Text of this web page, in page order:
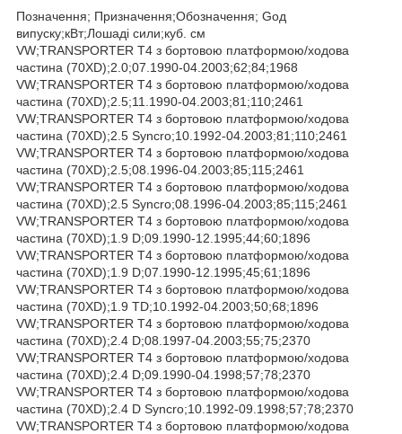
Позначення; Призначення;Обозначення; Goд
випуску;кВт;Лошаді сили;куб. см
VW;TRANSPORTER T4 з бортовою платформою/ходова
частина (70XD);2.0;07.1990-04.2003;62;84;1968
VW;TRANSPORTER T4 з бортовою платформою/ходова
частина (70XD);2.5;11.1990-04.2003;81;110;2461
VW;TRANSPORTER T4 з бортовою платформою/ходова
частина (70XD);2.5 Syncro;10.1992-04.2003;81;110;2461
VW;TRANSPORTER T4 з бортовою платформою/ходова
частина (70XD);2.5;08.1996-04.2003;85;115;2461
VW;TRANSPORTER T4 з бортовою платформою/ходова
частина (70XD);2.5 Syncro;08.1996-04.2003;85;115;2461
VW;TRANSPORTER T4 з бортовою платформою/ходова
частина (70XD);1.9 D;09.1990-12.1995;44;60;1896
VW;TRANSPORTER T4 з бортовою платформою/ходова
частина (70XD);1.9 D;07.1990-12.1995;45;61;1896
VW;TRANSPORTER T4 з бортовою платформою/ходова
частина (70XD);1.9 TD;10.1992-04.2003;50;68;1896
VW;TRANSPORTER T4 з бортовою платформою/ходова
частина (70XD);2.4 D;08.1997-04.2003;55;75;2370
VW;TRANSPORTER T4 з бортовою платформою/ходова
частина (70XD);2.4 D;09.1990-04.1998;57;78;2370
VW;TRANSPORTER T4 з бортовою платформою/ходова
частина (70XD);2.4 D Syncro;10.1992-09.1998;57;78;2370
VW;TRANSPORTER T4 з бортовою платформою/ходова